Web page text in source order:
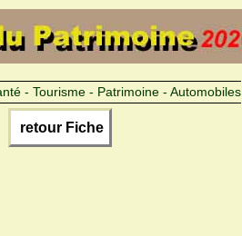
- Tourisme - Patrimoine - Automobiles
retour Fiche